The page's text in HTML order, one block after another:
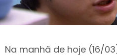
Na manhã de hoje (16/